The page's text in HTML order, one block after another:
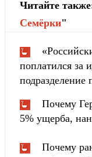
Читайте
Cемёрки"
поплатился за
подразделение
Почему
5% ущерба,
Почему